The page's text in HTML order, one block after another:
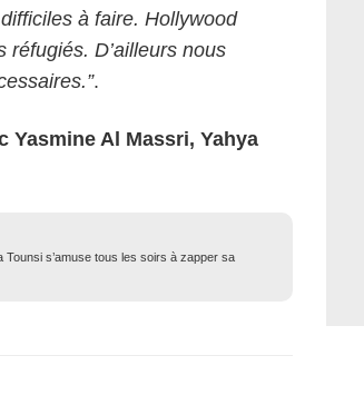
à faire. Hollywood
D’ailleurs nous
.
Yasmine Al Massri, Yahya
s’amuse tous les soirs à zapper sa